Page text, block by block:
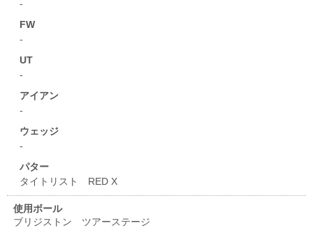
-
FW
-
UT
-
アイアン
-
ウェッジ
-
パター
タイトリスト RED X
使用ボール
ブリジストン ツアーステージ